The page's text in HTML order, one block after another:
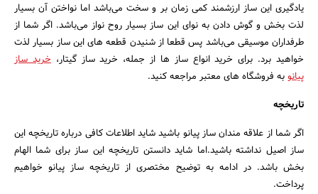
یادگیری این ساز ارزشمند کمی زمان بر و سخت می‌باشد اما نواختن آن بسیار
لذت بخش و گوش دادن به نوای این ساز بسیار روح نواز می‌باشد. اگر شما از
طرفداران موسیقی می‌باشد پس قطعا از شنیدن قطعه های این ساز بسیار لذت
خواهید برد. برای خرید انواع ساز ها از جمله، خرید ساز گیتار،خرید ساز
پیانوبه فروشگاه های معتبر مراجعه کنید.
تاریخچه
اگر شما از علاقه مندان ساز پیانو باشید شاید اطلاعات کافی درباره تاریخچه این
ساز اصیل نداشته باشید.اما شاید دانستن تاریخچه این ساز برای شما الهام
بخش باشد. در ادامه به توضیح مختصری از تاریخچه ساز پیانو خواهیم
پرداخت.